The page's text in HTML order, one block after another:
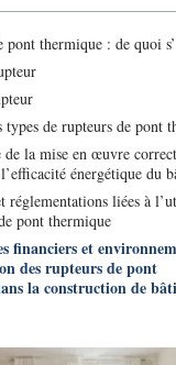
pont thermique : de quoi
types de rupteurs de pont
de la mise en œuvre
énergétique du
réglementations liées à
pont thermique
financiers et
des rupteurs de pont
la construction de